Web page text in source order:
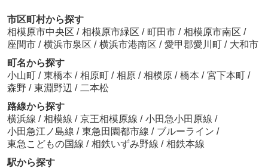
市区町村から探す
相模原市中央区 / 相模原市緑区 / 町田市 / 相模原市南区 /
座間市 / 横浜市泉区 / 横浜市港南区 / 愛甲郡愛川町 / 大和市
町名から探す
小山町 / 東橋本 / 相原町 / 相原 / 相模原 / 橋本 / 宮下本町 /
森野 / 東淵野辺 / 二本松
路線から探す
横浜線 / 相模線 / 京王相模原線 / 小田急小田原線 /
小田急江ノ島線 / 東急田園都市線 / ブルーライン /
東急こどもの国線 / 相鉄いずみ野線 / 相鉄本線
駅から探す